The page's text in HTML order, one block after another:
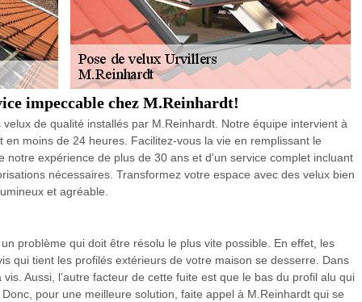
impeccable chez M.Reinhardt!
de qualité installés par M.Reinhardt. Notre équipe intervient à
moins de 24 heures. Facilitez-vous la vie en remplissant le
notre expérience de plus de 30 ans et d'un service complet incluant
nécessaires. Transformez votre espace avec des velux bien
et agréable.
un problème qui doit être résolu le plus vite possible. En effet, les
qui tient les profilés extérieurs de votre maison se desserre. Dans
Aussi, l’autre facteur de cette fuite est que le bas du profil alu qui
pour une meilleure solution, faite appel à M.Reinhardt qui se